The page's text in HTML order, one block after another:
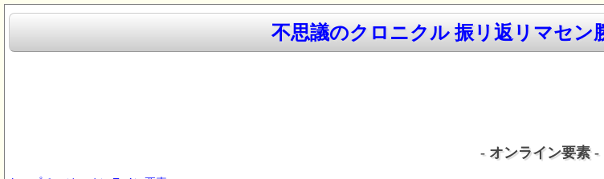
不思議のクロニクル 振リ返リマセン
- オンライン要素 -